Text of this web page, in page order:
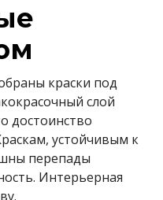
краски под
слой
достоинство
устойчивым к
перепады
Интерьерная